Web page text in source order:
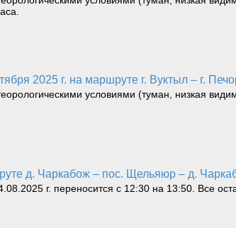
2025 г. на маршруте г. Вуктыл – г.
условиями (туман, низкая
д. Чаркабож – пос. Щельяюр – д.
г. переносится с 12:30 на 13:50. Все